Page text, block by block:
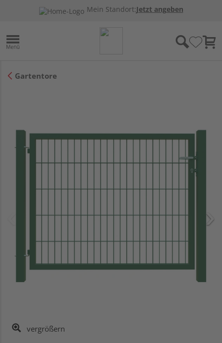
Mein Standort:Jetzt angeben
Gartentore
vergrößern